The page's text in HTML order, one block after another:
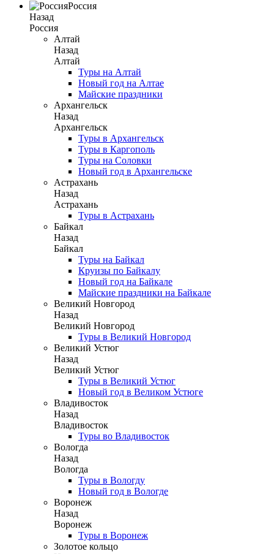
Россия
Назад
Россия
Алтай
Назад
Алтай
Туры на Алтай
Новый год на Алтае
Майские праздники
Архангельск
Назад
Архангельск
Туры в Архангельск
Туры в Каргополь
Туры на Соловки
Новый год в Архангельске
Астрахань
Назад
Астрахань
Туры в Астрахань
Байкал
Назад
Байкал
Туры на Байкал
Круизы по Байкалу
Новый год на Байкале
Майские праздники на Байкале
Великий Новгород
Назад
Великий Новгород
Туры в Великий Новгород
Великий Устюг
Назад
Великий Устюг
Туры в Великий Устюг
Новый год в Великом Устюге
Владивосток
Назад
Владивосток
Туры во Владивосток
Вологда
Назад
Вологда
Туры в Вологду
Новый год в Вологде
Воронеж
Назад
Воронеж
Туры в Воронеж
Золотое кольцо